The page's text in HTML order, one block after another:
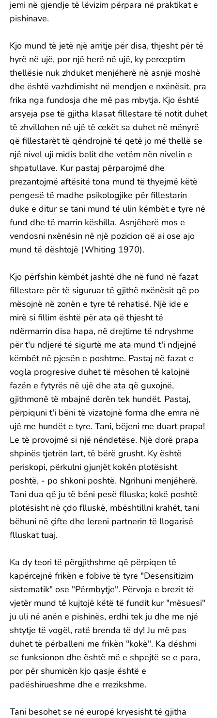
jemi në gjendje të lëvizim përpara në praktikat e
pishinave.
Kjo mund të jetë një arritje për disa, thjesht për të
hyrë në ujë, por një herë në ujë, ky perceptim
thellësie nuk zhduket menjëherë në asnjë moshë
dhe është vazhdimisht në mendjen e nxënësit, pra
frika nga fundosja dhe më pas mbytja. Kjo është
arsyeja pse të gjitha klasat fillestare të notit duhet
të zhvillohen në ujë të cekët sa duhet në mënyrë
që fillestarët të qëndrojnë të qetë jo më thellë se
një nivel uji midis belit dhe vetëm nën nivelin e
shpatullave. Kur pastaj përparojmë dhe
prezantojmë aftësitë tona mund të thyejmë këtë
pengesë të madhe psikologjike për fillestarin
duke e ditur se tani mund të ulin këmbët e tyre në
fund dhe të marrin këshilla. Asnjëherë mos e
vendosni nxënësin në një pozicion që ai ose ajo
mund të dështojë (Whiting 1970).
Kjo përfshin këmbët jashtë dhe në fund në fazat
fillestare për të siguruar të gjithë nxënësit që po
mësojnë në zonën e tyre të rehatisë. Një ide e
mirë si fillim është për ata që thjesht të
ndërmarrin disa hapa, në drejtime të ndryshme
për t'u ndjerë të sigurtë me ata mund t'i ndjejnë
këmbët në pjesën e poshtme. Pastaj në fazat e
vogla progresive duhet të mësohen të kalojnë
fazën e fytyrës në ujë dhe ata që guxojnë,
gjithmonë të mbajnë dorën tek hundët. Pastaj,
përpiquni t'i bëni të vizatojnë forma dhe emra në
ujë me hundët e tyre. Tani, bëjeni me duart prapa!
Le të provojmë si një nëndetëse. Një dorë prapa
shpinës tjetrën lart, të bërë grusht. Ky është
periskopi, përkulni gjunjët kokën plotësisht
poshtë, - po shkoni poshtë. Ngrihuni menjëherë.
Tani dua që ju të bëni pesë flluska; kokë poshtë
plotësisht në çdo flluskë, mbështillni krahët, tani
bëhuni në çifte dhe lereni partnerin të llogarisë
flluskat tuaj.
Ka dy teori të përgjithshme që përpiqen të
kapërcejnë frikën e fobive të tyre "Desensitizim
sistematik" ose "Përmbytje". Përvoja e brezit të
vjetër mund të kujtojë këtë të fundit kur "mësuesi"
ju uli në anën e pishinës, erdhi tek ju dhe me një
shtytje të vogël, ratë brenda të dy! Ju më pas
duhet të përballeni me frikën "kokë". Ka dëshmi
se funksionon dhe është më e shpejtë se e para,
por për shumicën kjo qasje është e
padëshirueshme dhe e rrezikshme.
Tani besohet se në europë kryesisht të gjitha